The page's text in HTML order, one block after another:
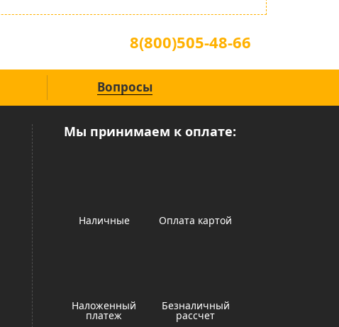
8(800)505-48-66
Вопросы
Мы принимаем к оплате:
Наличные Оплата картой
Наложенный
платеж
Безналичный
рассчет